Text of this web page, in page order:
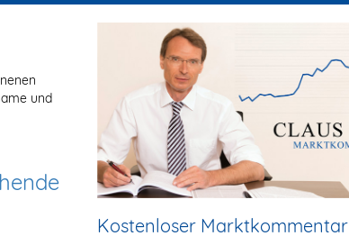
und
Kostenloser Marktkommentar